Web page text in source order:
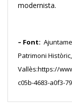
modernista.
– Font:
Patrimoni
Vallès:https://
c05b-4683-a0f3-